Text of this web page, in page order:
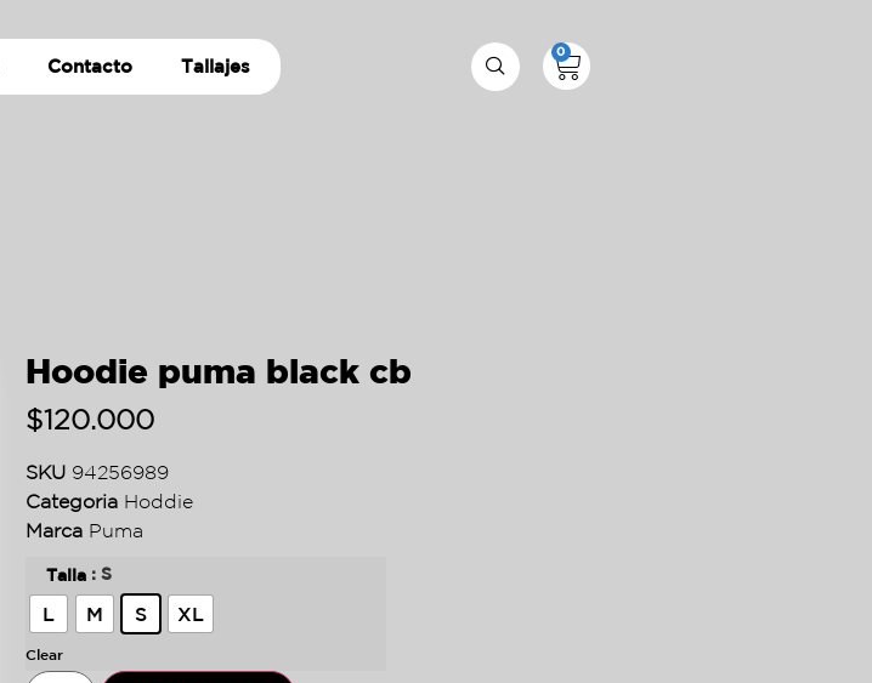
Contacto Tallajes
0
Hoodie puma black cb
$120.000
SKU 94256989
Categoria Hoddie
Marca Puma
Talla : S
L M S XL
Clear